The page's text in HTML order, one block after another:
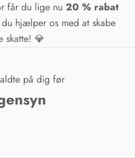
får du lige nu 20 % rabat
hjælper os med at skabe
skatte! 💎
på dig før